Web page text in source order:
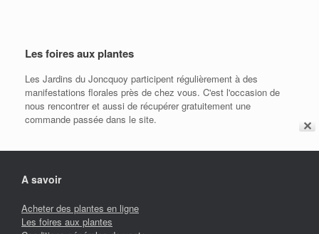
✕
Les foires aux plantes
Les Jardins du Joncquoy participent régulièrement à des
manifestations florales près de chez vous. C'est l'occasion de
nous rencontrer et aussi de récupérer gratuitement une
commande passée dans le site.
A savoir
Acheter des plantes en ligne
Les foires aux plantes